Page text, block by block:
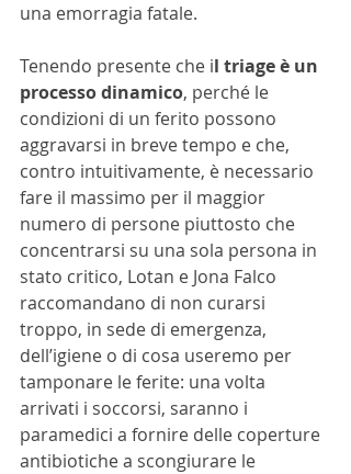
una emorragia fatale.
Tenendo presente che il triage è un
processo dinamico, perché le
condizioni di un ferito possono
aggravarsi in breve tempo e che,
contro intuitivamente, è necessario
fare il massimo per il maggior
numero di persone piuttosto che
concentrarsi su una sola persona in
stato critico, Lotan e Jona Falco
raccomandano di non curarsi
troppo, in sede di emergenza,
dell’igiene o di cosa useremo per
tamponare le ferite: una volta
arrivati i soccorsi, saranno i
paramedici a fornire delle coperture
antibiotiche a scongiurare le